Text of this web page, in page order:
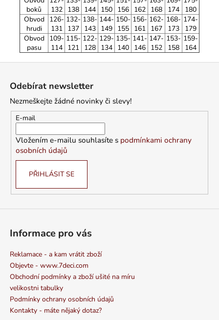
boků
132
138
144
150
156
162
168
174
180
Obvod
hrudi
126-
131
132-
137
138-
143
144-
149
150-
155
156-
161
162-
167
168-
173
174-
179
Obvod
pasu
109-
114
115-
121
122-
128
129-
134
135-
140
141-
146
147-
152
153-
158
159-
164
Odebírat newsletter
Nezmeškejte žádné novinky či slevy!
E-mail
Vložením e-mailu souhlasíte s podmínkami ochrany
osobních údajů
PŘIHLÁSIT SE
Informace pro vás
Reklamace - a kam vrátit zboží
Objevte - www.7deci.com
Obchodní podmínky a zboží ušité na míru
velikostni tabulky
Podmínky ochrany osobních údajů
Kontakty - máte nějaký dotaz?